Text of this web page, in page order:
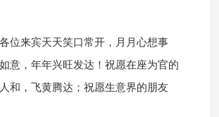
位来宾天天笑口常开，月月心想事
意，年年兴旺发达！祝愿在座为官的
和，飞黄腾达；祝愿生意界的朋友